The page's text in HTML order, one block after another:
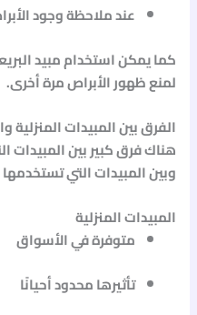
عند ملاحظة وجود
كما يمكن استخداممبيد
لمنع ظهور الأبراص مرة أخرى.
الفرق بين المبيدات المنزلية
هناك فرق كبير بين المبيدات
وبين المبيدات التي
المبيدات المنزلية
متوفرة في الأسواق
تأثيرها محدود أحيانًا